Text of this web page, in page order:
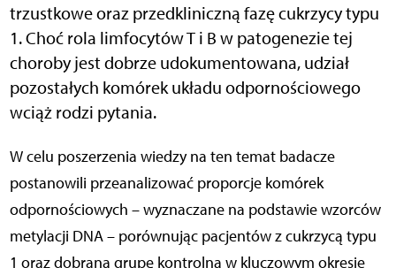
trzustkowe oraz przedkliniczną fazę cukrzycy typu
1. Choć rola limfocytów T i B w patogenezie tej
choroby jest dobrze udokumentowana, udział
pozostałych komórek układu odpornościowego
wciąż rodzi pytania.
W celu poszerzenia wiedzy na ten temat badacze
postanowili przeanalizować proporcje komórek
odpornościowych – wyznaczane na podstawie wzorców
metylacji DNA – porównując pacjentów z cukrzycą typu
1 oraz dobraną grupę kontrolną w kluczowym okresie